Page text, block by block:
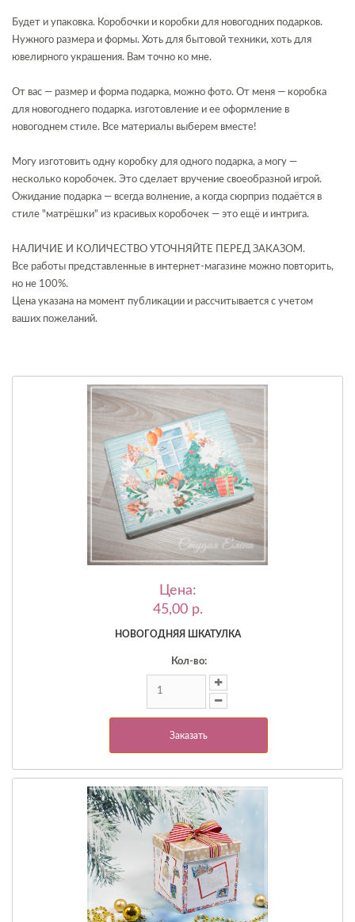
Будет и упаковка. Коробочки и коробки для новогодних подарков.
Нужного размера и формы. Хоть для бытовой техники, хоть для
ювелирного украшения. Вам точно ко мне.
От вас — размер и форма подарка, можно фото. От меня — коробка
для новогоднего подарка. изготовление и ее оформление в
новогоднем стиле. Все материалы выберем вместе!
Могу изготовить одну коробку для одного подарка, а могу —
несколько коробочек. Это сделает вручение своеобразной игрой.
Ожидание подарка — всегда волнение, а когда сюрприз подаётся в
стиле "матрёшки" из красивых коробочек — это ещё и интрига.
НАЛИЧИЕ И КОЛИЧЕСТВО УТОЧНЯЙТЕ ПЕРЕД ЗАКАЗОМ.
Все работы представленные в интернет-магазине можно повторить,
но не 100%.
Цена указана на момент публикации и рассчитывается с учетом
ваших пожеланий.
Цена:
45,00 p.
НОВОГОДНЯЯ ШКАТУЛКА
Кол-во:
Заказать